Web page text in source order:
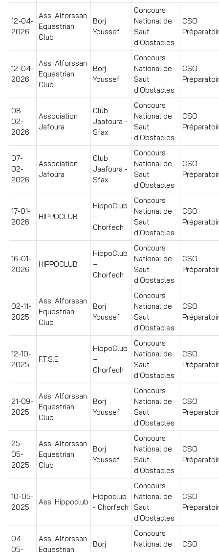
12-04-
2026
Ass. Alforssan
Equestrian
Club
Borj
Youssef
Concours
National de
Saut
d'Obstacles
CSO
12-04-
2026
Ass. Alforssan
Equestrian
Club
Borj
Youssef
Concours
National de
Saut
d'Obstacles
CSO
08-
02-
2026
Association
Jafoura
Club
Jaafoura -
Sfax
Concours
National de
Saut
d'Obstacles
CSO
07-
02-
2026
Association
Jafoura
Club
Jaafoura -
Sfax
Concours
National de
Saut
d'Obstacles
CSO
17-01-
2026
HIPPOCLUB
HippoClub
–
Chorfech
Concours
National de
Saut
d'Obstacles
CSO
16-01-
2026
HIPPOCLUB
HippoClub
–
Chorfech
Concours
National de
Saut
d'Obstacles
CSO
02-11-
2025
Ass. Alforssan
Equestrian
Club
Borj
Youssef
Concours
National de
Saut
d'Obstacles
CSO
12-10-
2025
F.T.S.E
HippoClub
–
Chorfech
Concours
National de
Saut
d'Obstacles
CSO
21-09-
2025
Ass. Alforssan
Equestrian
Club
Borj
Youssef
Concours
National de
Saut
d'Obstacles
CSO
25-
05-
2025
Ass. Alforssan
Equestrian
Club
Borj
Youssef
Concours
National de
Saut
d'Obstacles
CSO
10-05-
2025
Ass. Hippoclub
Hippoclub
- Chorfech
Concours
National de
Saut
d'Obstacles
CSO
04-
05-
Ass. Alforssan
Equestrian
Borj
Concours
National de
CSO